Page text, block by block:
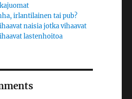
irlantilainen tai pub?
naisia jotka vihaavat
lastenhoitoa